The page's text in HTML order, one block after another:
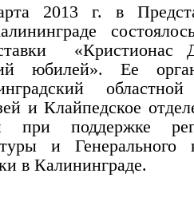
2013 г. в
«Кристионас
юбилей». Ее
и Клайпедское
при поддержке
и Генерального
в Калининграде.